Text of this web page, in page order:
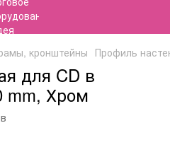
кронштейны Профиль
для CD в
mm, Хром